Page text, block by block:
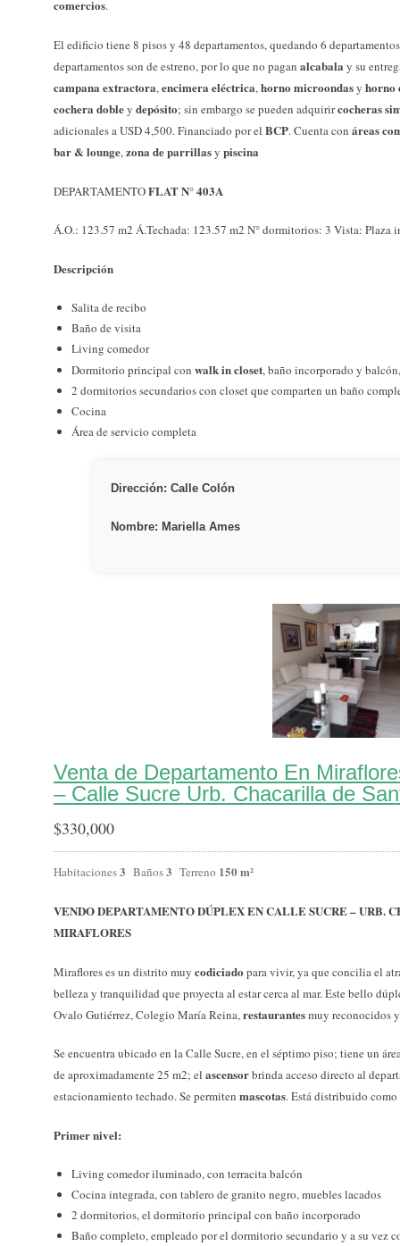
comercios.
El edificio tiene 8 pisos y 48 departamentos, quedando 6
departamentos son de estreno, por lo que no pagan alcabala y su
campana extractora,encimera eléctrica,horno microondasy horno
cochera dobley depósito; sin embargo se pueden adquirircocheras
adicionales a USD 4,500. Financiado por el BCP. Cuenta con áreas
bar & lounge,zona de parrillasy piscina
DEPARTAMENTOFLAT N° 403A
Á.O.: 123.57 m2 Á.Techada: 123.57 m2 N° dormitorios: 3 Vista: Plaza
Descripción
Salita de recibo
Baño de visita
Living comedor
Dormitorio principal con walk in closet, baño incorporado y balcón,
2 dormitorios secundarios con closet que comparten un baño
Cocina
Área de servicio completa
Dirección: Calle Colón
Nombre: Mariella Ames
Venta de Departamento En
– Calle Sucre Urb. Chacarilla de
$330,000
Habitaciones3 Baños3 Terreno 150 m²
VENDO DEPARTAMENTO DÚPLEX EN CALLE SUCRE – URB.
MIRAFLORES
Miraflores es un distrito muy codiciado para vivir, ya que concilia el
belleza y tranquilidad que proyecta al estar cerca al mar. Este bello
Ovalo Gutiérrez, Colegio María Reina,restaurantesmuy reconocidos
Se encuentra ubicado en la Calle Sucre, en el séptimo piso; tiene un
de aproximadamente 25 m2; el ascensorbrinda acceso directo al
estacionamiento techado. Se permiten mascotas. Está distribuido
Primer nivel:
Living comedor iluminado, con terracita balcón
Cocina integrada, con tablero de granito negro, muebles lacados
2 dormitorios, el dormitorio principal con baño incorporado
Baño completo, empleado por el dormitorio secundario y a su vez